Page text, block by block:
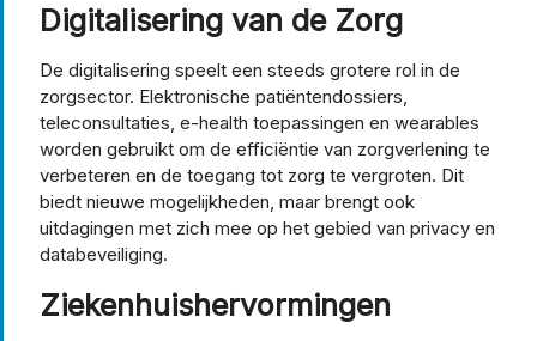
Digitalisering van de Zorg
De digitalisering speelt een steeds grotere rol in de
zorgsector. Elektronische patiëntendossiers,
teleconsultaties, e-health toepassingen en wearables
worden gebruikt om de efficiëntie van zorgverlening te
verbeteren en de toegang tot zorg te vergroten. Dit
biedt nieuwe mogelijkheden, maar brengt ook
uitdagingen met zich mee op het gebied van privacy en
databeveiliging.
Ziekenhuishervormingen